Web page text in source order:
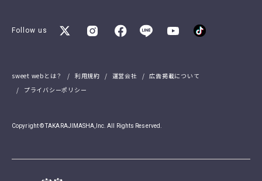
Follow us
sweet webとは？ 利用規約 運営会社
広告掲載について
プライバシーポリシー
Copyright © TAKARAJIMASHA,Inc. All Rights Reserved.